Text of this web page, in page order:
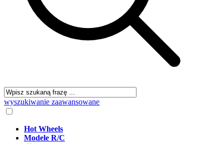
wyszukiwanie zaawansowane
Hot Wheels
Modele R/C